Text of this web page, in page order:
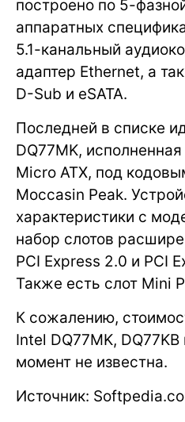
построено по 5-
аппаратных
5.1-канальный
адаптер Ethernet, а
D-Sub и eSATA.
Последней в списке
DQ77MK,
Micro ATX, под
Moccasin Peak.
характеристики с
набор слотов
PCI Express 2.0 и PCI
Также есть слот Mini
К сожалению,
Intel DQ77MK,
момент не известна.
Источник: